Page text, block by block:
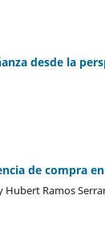
desde la
de compra
Hubert Ramos